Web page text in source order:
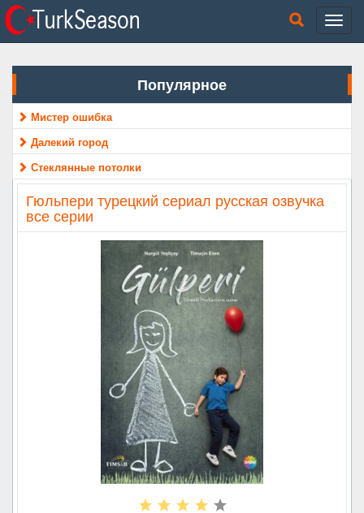
Популярное
Мистер ошибка
Далекий город
Стеклянные потолки
Гюльпери турецкий сериал русская озвучка
все серии